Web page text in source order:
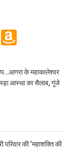
Telegram
List
के महाकालेश्वर
आस्था का सैलाब, गूंजे
परिवार की ‘महाशक्ति की